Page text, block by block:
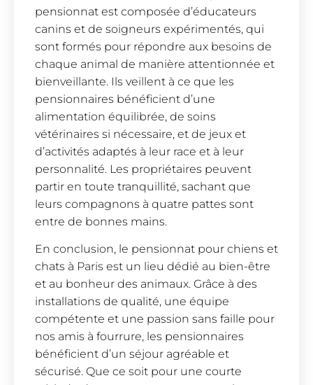
pensionnat est composée d’éducateurs
canins et de soigneurs expérimentés, qui
sont formés pour répondre aux besoins de
chaque animal de manière attentionnée et
bienveillante. Ils veillent à ce que les
pensionnaires bénéficient d’une
alimentation équilibrée, de soins
vétérinaires si nécessaire, et de jeux et
d’activités adaptés à leur race et à leur
personnalité. Les propriétaires peuvent
partir en toute tranquillité, sachant que
leurs compagnons à quatre pattes sont
entre de bonnes mains.
En conclusion, le pensionnat pour chiens et
chats à Paris est un lieu dédié au bien-être
et au bonheur des animaux. Grâce à des
installations de qualité, une équipe
compétente et une passion sans faille pour
nos amis à fourrure, les pensionnaires
bénéficient d’un séjour agréable et
sécurisé. Que ce soit pour une courte